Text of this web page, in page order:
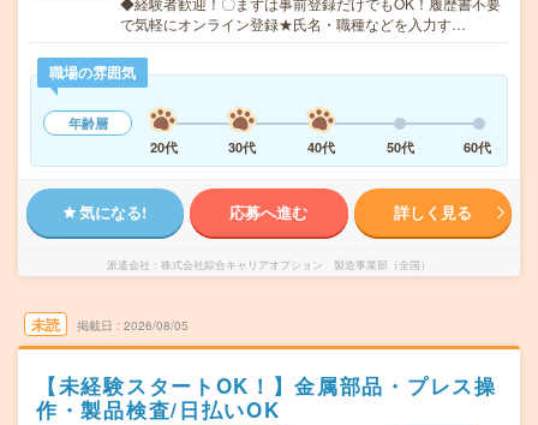
で気軽にオンライン登録★氏名・職種などを入力す…
職場の雰囲気
年齢層
20代
30代 40代 50代 60代
気になる! 応募へ進む 詳しく見る
派遣会社 株式会社綜合キャリアオプション 製造事業部（全国）
未読 掲載日 2026/08/05
【未経験スタートOK！】金属部品・プレス操
作・製品検査/日払いOK